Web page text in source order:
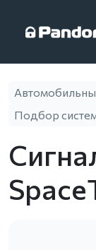
Подбор